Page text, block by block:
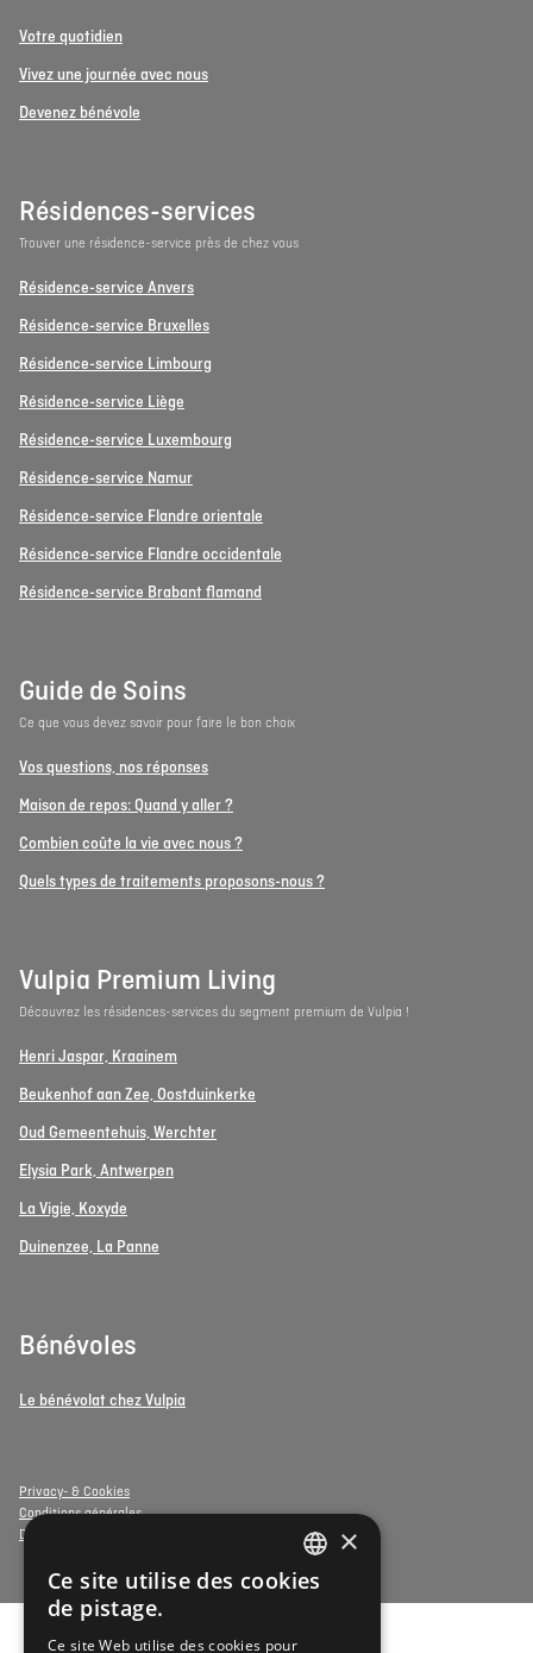
Votre quotidien
Vivez une journée avec nous
Devenez bénévole
Résidences-services
Trouver une résidence-service près de chez vous
Résidence-service Anvers
Résidence-service Bruxelles
Résidence-service Limbourg
Résidence-service Liège
Résidence-service Luxembourg
Résidence-service Namur
Résidence-service Flandre orientale
Résidence-service Flandre occidentale
Résidence-service Brabant flamand
Guide de Soins
Ce que vous devez savoir pour faire le bon choix
Vos questions, nos réponses
Maison de repos: Quand y aller ?
Combien coûte la vie avec nous ?
Quels types de traitements proposons-nous ?
Vulpia Premium Living
Découvrez les résidences-services du segment premium de Vulpia !
Henri Jaspar, Kraainem
Beukenhof aan Zee, Oostduinkerke
Oud Gemeentehuis, Werchter
Elysia Park, Antwerpen
La Vigie, Koxyde
Duinenzee, La Panne
Bénévoles
Le bénévolat chez Vulpia
Privacy- & Cookies
Conditions générales
Déclaration d'accessibilité
DUTCH
×
Ce site utilise des cookies
de pistage.
Ce site Web utilise des cookies pour